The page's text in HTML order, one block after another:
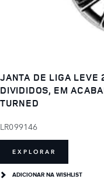
JANTA DE LIGA LEVE
DIVIDIDOS, EM
TURNED
LR099146
EXPLORAR
ADICIONAR NA WISHLIST